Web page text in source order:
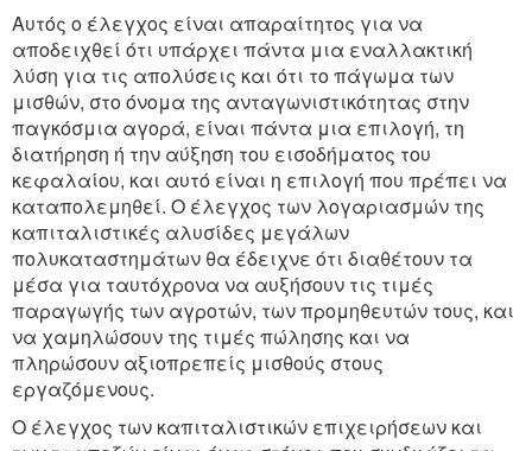
Αυτός ο έλεγχος είναι απαραίτητος για να
αποδειχθεί ότι υπάρχει πάντα μια εναλλακτική
λύση για τις απολύσεις και ότι το πάγωμα των
μισθών, στο όνομα της ανταγωνιστικότητας στην
παγκόσμια αγορά, είναι πάντα μια επιλογή, τη
διατήρηση ή την αύξηση του εισοδήματος του
κεφαλαίου, και αυτό είναι η επιλογή που πρέπει να
καταπολεμηθεί. Ο έλεγχος των λογαριασμών της
καπιταλιστικές αλυσίδες μεγάλων
πολυκαταστημάτων θα έδειχνε ότι διαθέτουν τα
μέσα για ταυτόχρονα να αυξήσουν τις τιμές
παραγωγής των αγροτών, των προμηθευτών τους, και
να χαμηλώσουν της τιμές πώλησης και να
πληρώσουν αξιοπρεπείς μισθούς στους
εργαζόμενους.
Ο έλεγχος των καπιταλιστικών επιχειρήσεων και